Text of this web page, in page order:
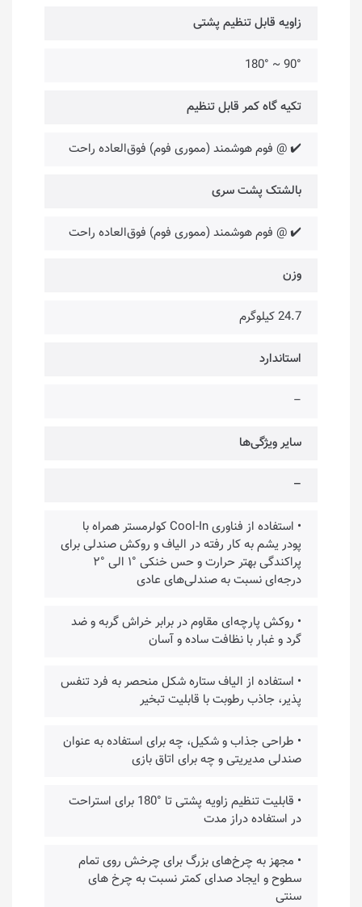
زاویه قابل تنظیم پشتی
90° ~ 180°
تکیه گاه کمر قابل تنظیم
✔️ @ فوم هوشمند (مموری فوم) فوق‌العاده راحت
بالشتک پشت سری
✔️ @ فوم هوشمند (مموری فوم) فوق‌العاده راحت
وزن
24.7 کیلوگرم
استاندارد
–
سایر ویژگی‌ها
–
• استفاده از فناوری Cool-In کولرمستر همراه با
پودر یشم به کار رفته در الیاف و روکش صندلی برای
پراکندگی بهتر حرارت و حس خنکی °۱ الی °۲
درجه‌ای نسبت به صندلی‌های عادی
• روکش پارچه‌ای مقاوم در برابر خراش گربه و ضد
گرد و غبار با نظافت ساده و آسان
• استفاده از الیاف ستاره‌ شکل منحصر به فرد تنفس
پذیر، جاذب رطوبت با قابلیت تبخیر
• طراحی جذاب و شکیل، چه برای استفاده به عنوان
صندلی مدیریتی و چه برای اتاق بازی
• قابلیت تنظیم زاویه پشتی تا °180 برای استراحت
در استفاده دراز مدت
• مجهز به چرخ‌های بزرگ برای چرخش روی تمام
سطوح و ایجاد صدای کمتر نسبت به چرخ های
سنتی